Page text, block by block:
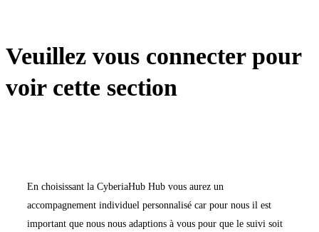
Veuillez vous connecter pour
voir cette section
En choisissant la CyberiaHub Hub vous aurez un
accompagnement individuel personnalisé car pour nous il est
important que nous nous adaptions à vous pour que le suivi soit